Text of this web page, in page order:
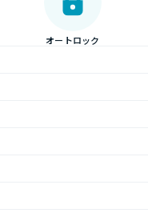
オートロック